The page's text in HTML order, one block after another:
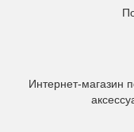
Интернет-магазин